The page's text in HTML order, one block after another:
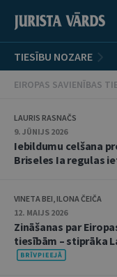
TIESĪBU NOZARE
EIROPAS SAVIENĪBAS
LAURIS RASNAČS
9. JŪNIJS 2026
Iebildumu celšana
Briseles Ia regulas
VINETA BEI, ILONA ČEIČA
12. MAIJS 2026
Zināšanas par
tiesībām – stiprāka